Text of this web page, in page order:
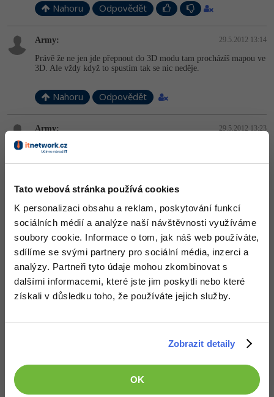
Tato webová stránka používá cookies
K personalizaci obsahu a reklam, poskytování funkcí
sociálních médií a analýze naší návštěvnosti využíváme
soubory cookie. Informace o tom, jak náš web používáte,
sdílíme se svými partnery pro sociální média, inzerci a
analýzy. Partneři tyto údaje mohou zkombinovat s
dalšími informacemi, které jste jim poskytli nebo které
získali v důsledku toho, že používáte jejich služby.
Zobrazit detaily
OK
Nahoru Odpovědět
Army: 29.5.2012 13:14
Právě že ne jen jde přepnout do 3D modu tam procházíš mapou ve
3D. Ale vždy když to spustím tak se nic neděje.
Nahoru Odpovědět
Army: 29.5.2012 13:23
A ještě nevíš jestli tak půjdou vkládat 3D objekty se SketchUpu?
Nahoru Odpovědět
Raiper34: 29.5.2012 14:07
Tak potom treba urobiť menu.
Nahoru Odpovědět
Odpovídá na
do nejakeho formatu a potom vyexportovat v tom ich programe.
29.5.2012 15:15